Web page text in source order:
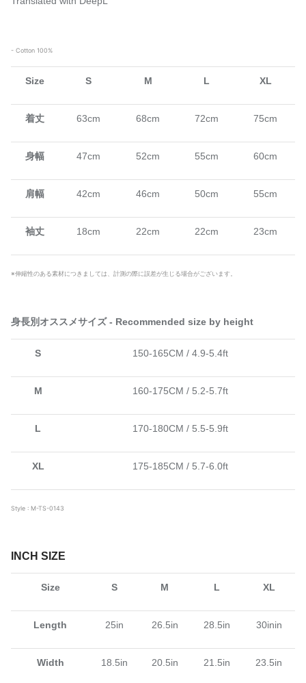
- Cotton 100%
Size S M L XL
着丈 63cm 68cm 72cm 75cm
身幅 47cm 52cm 55cm 60cm
肩幅 42cm 46cm 50cm 55cm
袖丈 18cm 22cm 22cm 23cm
※伸縮性のある素材につきましては、計測の際に誤差が生じる場合がございます。
身長別オススメサイズ - Recommended size by height
S 150-165CM / 4.9-5.4ft
M 160-175CM / 5.2-5.7ft
L 170-180CM / 5.5-5.9ft
XL 175-185CM / 5.7-6.0ft
Style : M-TS-0143
INCH SIZE
Size S M L XL
Length 25in 26.5in 28.5in 30inin
Width 18.5in 20.5in 21.5in 23.5in